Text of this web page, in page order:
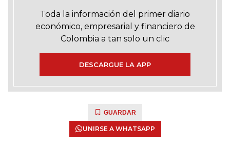
Toda la información del primer diario
económico, empresarial y financiero de
Colombia a tan solo un clic
DESCARGUE LA APP
GUARDAR
UNIRSE A WHATSAPP